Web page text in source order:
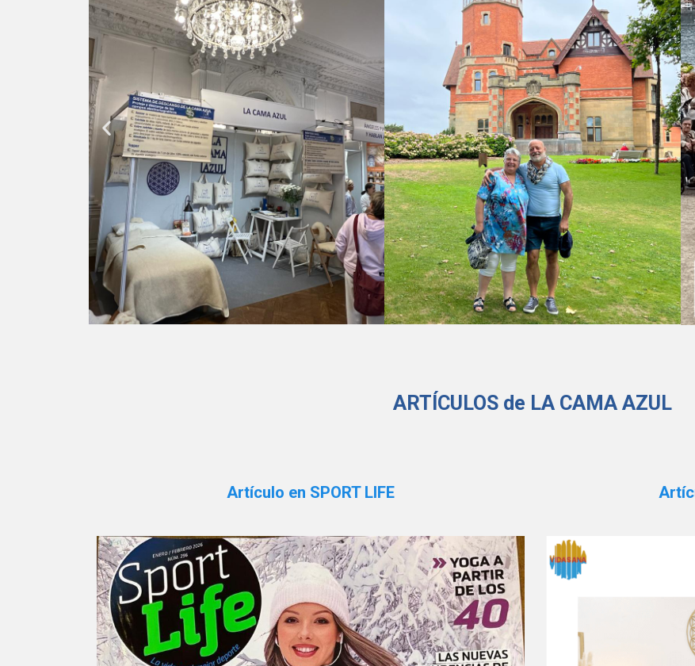
ARTÍCULOS de LA CAMA AZUL
Artículo en SPORT LIFE